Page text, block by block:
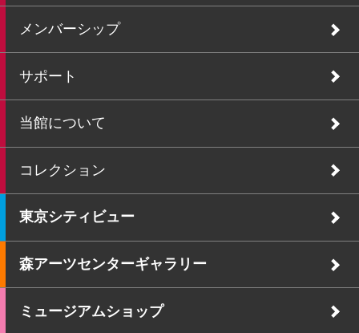
メンバーシップ
サポート
当館について
コレクション
東京シティビュー
森アーツセンターギャラリー
ミュージアムショップ